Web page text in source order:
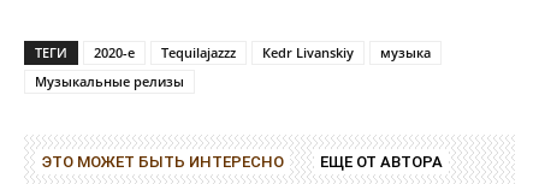
ТЕГИ 2020-е Tequilajazzz Кedr Livanskiy
музыка
Музыкальные релизы
ЭТО МОЖЕТ БЫТЬ ИНТЕРЕСНО ЕЩЕ ОТ АВТОРА